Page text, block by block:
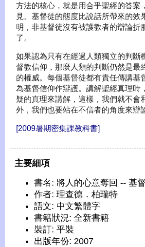
方法的核心，就是用合乎聖經的答案
見。基督徒的態度比說話所帶來的效
明，非基督徒沒有被護教者的辯論折
了。
如果認為只有在經過人類獨立的判斷
督教信仰，那麼人類的判斷仍然是最
的權威。每個基督徒都有責任傳講基
為基督信仰作辯護。講解聖經真理時
疑的真理來講解，這樣，我們就不會
外，我們也要站在不信者的角度來辯
[2009暑期密集課教科書]
主要細項
書名: 將人的心意奪回 -- 基
作者: 理查德．柏瑞特
語文: 中文繁體字
書籍狀況: 全新書籍
裝訂: 平裝
出版年份: 2007